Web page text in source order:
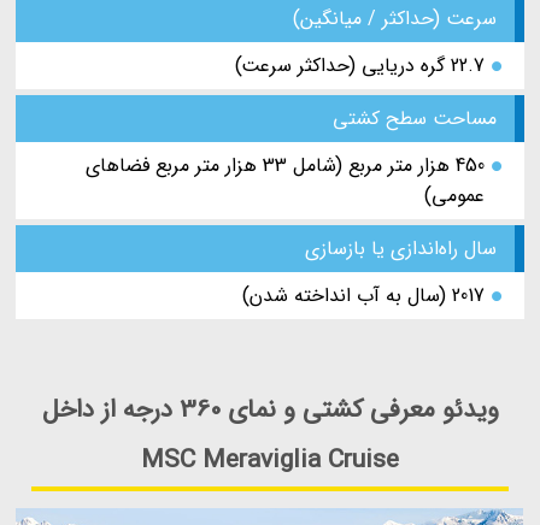
سرعت (حداکثر / میانگین)
22.7 گره دریایی (حداکثر سرعت)
مساحت سطح کشتی
450 هزار متر مربع (شامل 33 هزار متر مربع فضاهای
عمومی)
سال راه‌اندازی یا بازسازی
2017 (سال به آب انداخته شدن)
ویدئو معرفی کشتی و نمای 360 درجه از داخل
MSC Meraviglia Cruise